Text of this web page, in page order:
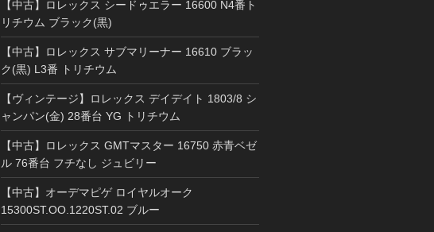
【中古】ロレックス シードゥエラー 16600 N4番ト
リチウム ブラック(黒)
【中古】ロレックス サブマリーナー 16610 ブラッ
ク(黒) L3番 トリチウム
【ヴィンテージ】ロレックス デイデイト 1803/8 シ
ャンパン(金) 28番台 YG トリチウム
【中古】ロレックス GMTマスター 16750 赤青ベゼ
ル 76番台 フチなし ジュビリー
【中古】オーデマピゲ ロイヤルオーク
15300ST.OO.1220ST.02 ブルー